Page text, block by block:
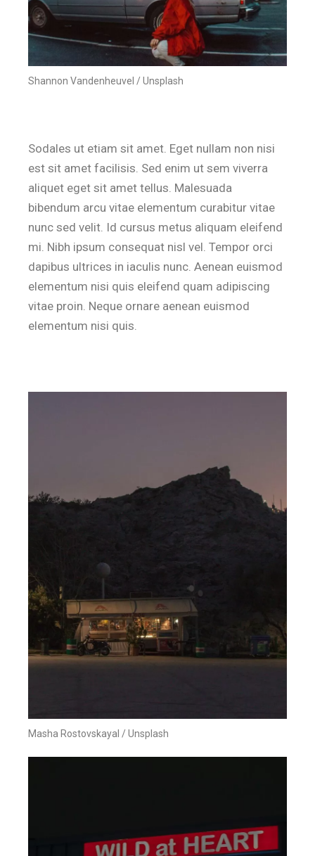
Shannon Vandenheuvel / Unsplash
Sodales ut etiam sit amet. Eget nullam non nisi
est sit amet facilisis. Sed enim ut sem viverra
aliquet eget sit amet tellus. Malesuada
bibendum arcu vitae elementum curabitur vitae
nunc sed velit. Id cursus metus aliquam eleifend
mi. Nibh ipsum consequat nisl vel. Tempor orci
dapibus ultrices in iaculis nunc. Aenean euismod
elementum nisi quis eleifend quam adipiscing
vitae proin. Neque ornare aenean euismod
elementum nisi quis.
Masha Rostovskayal / Unsplash